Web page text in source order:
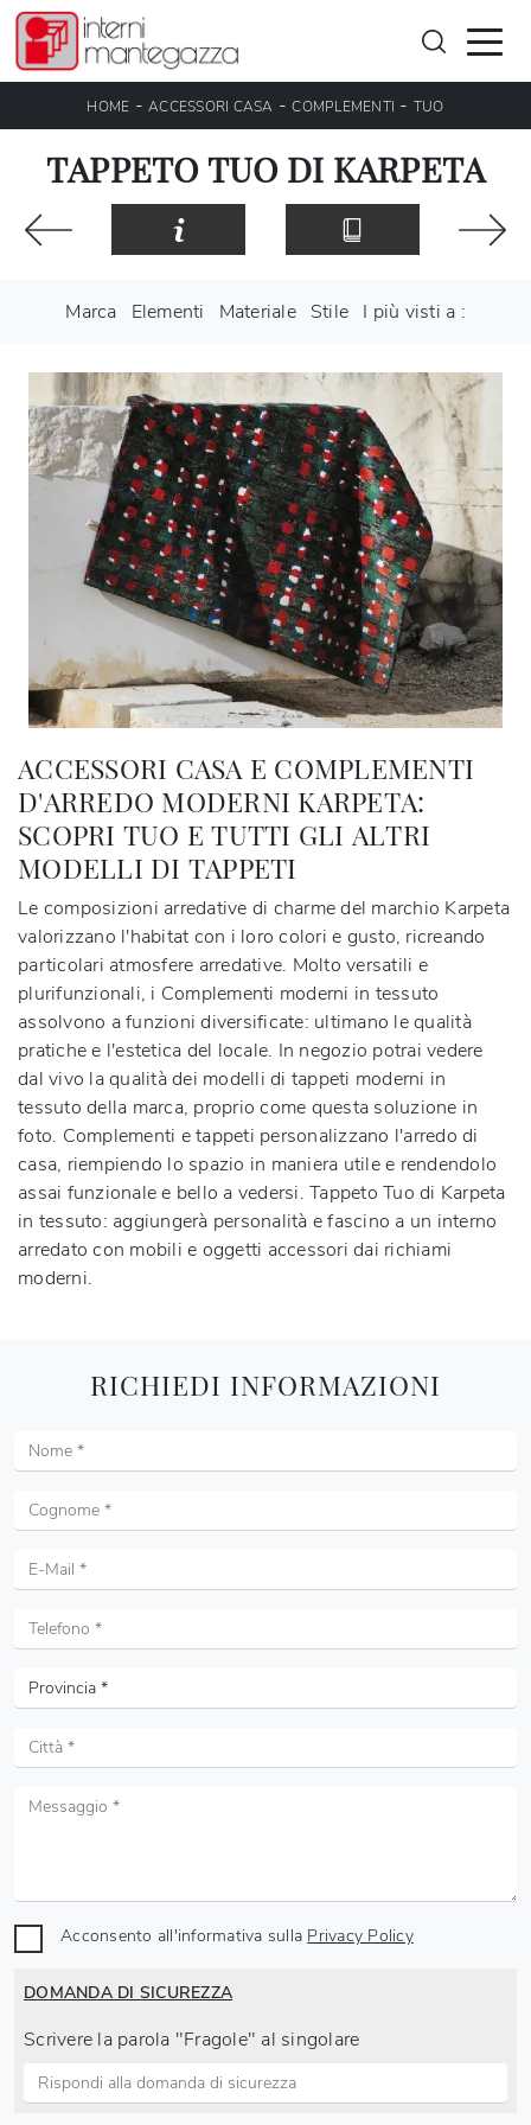
HOME -ACCESSORI CASA -COMPLEMENTI - TUO
TAPPETO TUO DI KARPETA
Marca Elementi Materiale Stile I più visti a :
ACCESSORI CASA E COMPLEMENTI
D'ARREDO MODERNI KARPETA:
SCOPRI TUO E TUTTI GLI ALTRI
MODELLI DI TAPPETI
Le composizioni arredative di charme del marchio Karpeta
valorizzano l'habitat con i loro colori e gusto, ricreando
particolari atmosfere arredative. Molto versatili e
plurifunzionali, i Complementi moderni in tessuto
assolvono a funzioni diversificate: ultimano le qualità
pratiche e l'estetica del locale. In negozio potrai vedere
dal vivo la qualità dei modelli di tappeti moderni in
tessuto della marca, proprio come questa soluzione in
foto. Complementi e tappeti personalizzano l'arredo di
casa, riempiendo lo spazio in maniera utile e rendendolo
assai funzionale e bello a vedersi. Tappeto Tuo di Karpeta
in tessuto: aggiungerà personalità e fascino a un interno
arredato con mobili e oggetti accessori dai richiami
moderni.
RICHIEDI INFORMAZIONI
Acconsento all'informativa sulla Privacy Policy
DOMANDA DI SICUREZZA
Scrivere la parola "Fragole" al singolare